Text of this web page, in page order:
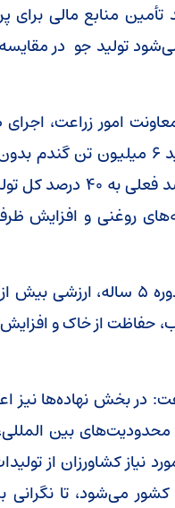
منابع مالی برای
تولید جو در
است. هدف گذاری این طرح برای سال پنجم،
سطحی است؛ که سهم تولید گندم
تولید ۶۰۰ هزار تن دانه‌های
حفاظت از خاک و
در بخش نهاده‌ها نیز
بین
نیاز کشاورزان از
می‌شود، تا